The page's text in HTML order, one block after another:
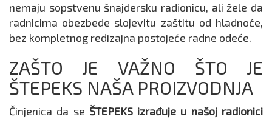
nemaju sopstvenu šnajdersku radionicu, ali žele da
radnicima obezbede slojevitu zaštitu od hladnoće,
bez kompletnog redizajna postojeće radne odeće.
ZAŠTO JE VAŽNO ŠTO JE
ŠTEPEKS NAŠA PROIZVODNJA
Činjenica da se ŠTEPEKS izrađuje u našoj radionici